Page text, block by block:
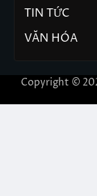
TIN TỨC
VĂN HÓA
Copyright ©